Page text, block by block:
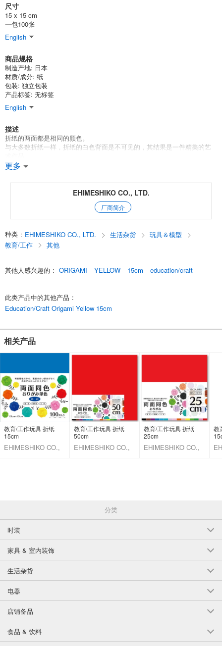
尺寸
15 x 15 cm
一包100张
English
商品规格
制造产地: 日本
材质/成分: 纸
包装: 独立包装
产品标签: 无标签
English
描述
折纸的两面都是相同的颜色。
与大多数折纸一样，折纸的白色背面是不可见的，其结果是一件精美的艺
100张单色纸
所用的折纸符合日本折纸质量标准，即使是儿童也可以放心使用。
更多
EHIMESHIKO CO., LTD.
厂商简介
种类 : EHIMESHIKO CO., LTD. 生活杂货
玩具＆模型
教育/工作
其他
其他人感兴趣的 : ORIGAMI YELLOW 15cm education/craft
此类产品中的其他产品 :
Education/Craft Origami Yellow 15cm
相关产品
教育/工作玩具 折纸
15cm
EHIMESHIKO CO.,
教育/工作玩具 折纸
50cm
EHIMESHIKO CO.,
教育/工作玩具 折纸
25cm
EHIMESHIKO CO.,
教
分类
时装
家具 & 室内装饰
生活杂货
电器
店铺备品
食品 & 饮料